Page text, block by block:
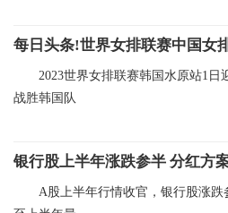
每日头条!世界女排联赛中国女
2023世界女排联赛韩国水原站1日
战胜韩国队
银行股上半年涨跌参半 分红方
A股上半年行情收官，银行股涨